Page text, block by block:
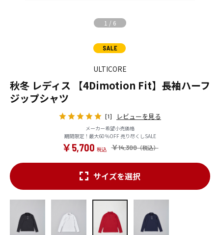
1 / 6
ULTICORE
秋冬 レディス 【4Dimotion Fit】長袖ハーフ
ジップシャツ
[1] レビューを見る
メーカー希望小売価格
期間限定！最大60％OFF 売り尽くしSALE
￥14,300
￥5,700
サイズを選択